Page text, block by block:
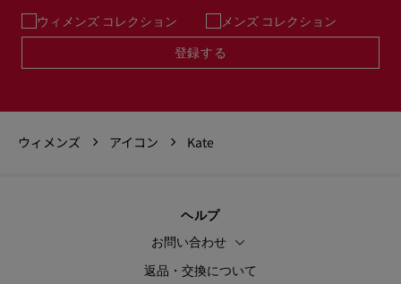
ウィメンズ コレクション メンズ コレクション
登録する
ウィメンズ アイコン Kate
ヘルプ
お問い合わせ
返品・交換について